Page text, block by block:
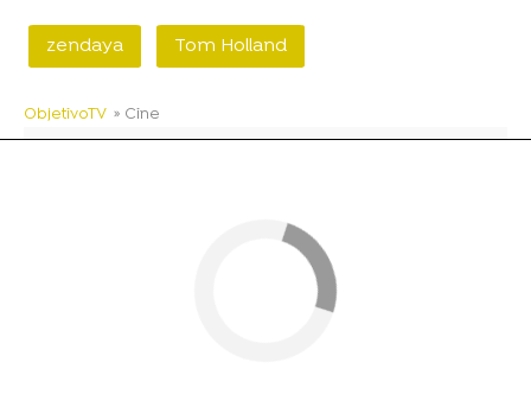
zendaya Tom Holland
ObjetivoTV » Cine